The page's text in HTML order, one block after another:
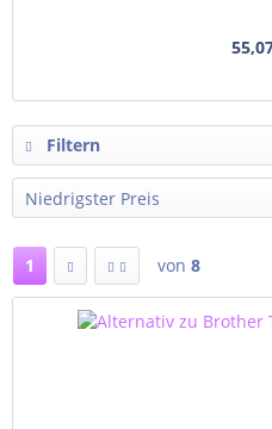
Filtern
1 von 8